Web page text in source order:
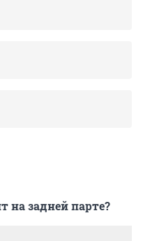
на задней парте?